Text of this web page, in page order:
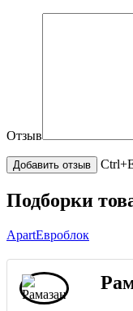
Отзыв
Подборки
ApartЕвроблок